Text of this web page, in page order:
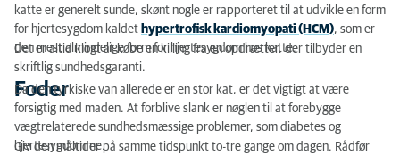
katte er generelt sunde, skønt nogle er rapporteret til at udvikle en form
for hjertesygdom kaldet hypertrofisk kardiomyopati (HCM), som er
den mest almindelige form for hjertesygdom hos katte.
Det er altid klogt at købe en killing fra en opdrætter, der tilbyder en
skriftlig sundhedsgaranti.
Foder
Da den tyrkiske van allerede er en stor kat, er det vigtigt at være
forsigtig med maden. At forblive slank er nøglen til at forebygge
vægtrelaterede sundhedsmæssige problemer, som diabetes og
hjertesygdomme.
Giv den måltider på samme tidspunkt to-tre gange om dagen. Rådfør